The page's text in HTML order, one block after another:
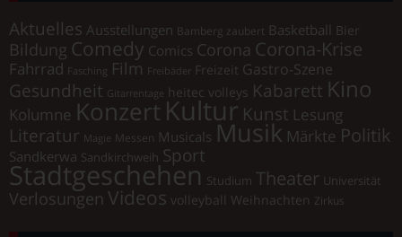
Aktuelles Ausstellungen Bamberg zaubert Basketball Bier
Bildung Comedy Comics Corona Corona-Krise
Fahrrad Fasching Film Freibäder Freizeit Gastro-Szene
Gesundheit Gitarrentage heitec volleys Kabarett Kino
Kolumne Konzert Kultur Kunst Lesung
Literatur Magie Messen Musicals Musik Märkte Politik
Sandkerwa Sandkirchweih Sport
Stadtgeschehen Studium Theater Universität
Verlosungen Videos volleyball Weihnachten Zirkus